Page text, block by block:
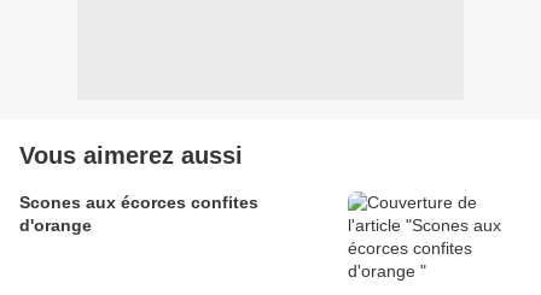
Vous aimerez aussi
Scones aux écorces confites
d'orange